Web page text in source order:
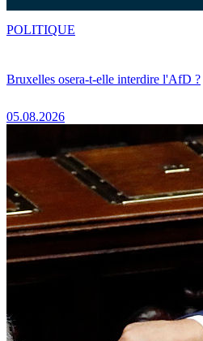
Bruxelles osera-t-elle interdire l'AfD ?
05.08.2026
POLITIQUE